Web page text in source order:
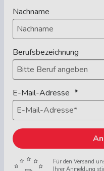
Nachname
Berufsbezeichnung
E-Mail-Adresse
Für den Versand
Ihrer Anmeldung